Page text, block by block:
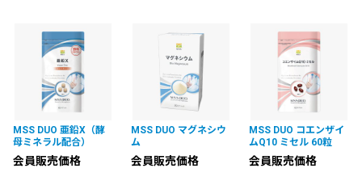
MSS DUO 亜鉛X（酵
母ミネラル配合）
会員販売価格
MSS DUO マグネシウ
ム
会員販売価格
MSS DUO コエンザイ
ムQ10 ミセル 60粒
会員販売価格